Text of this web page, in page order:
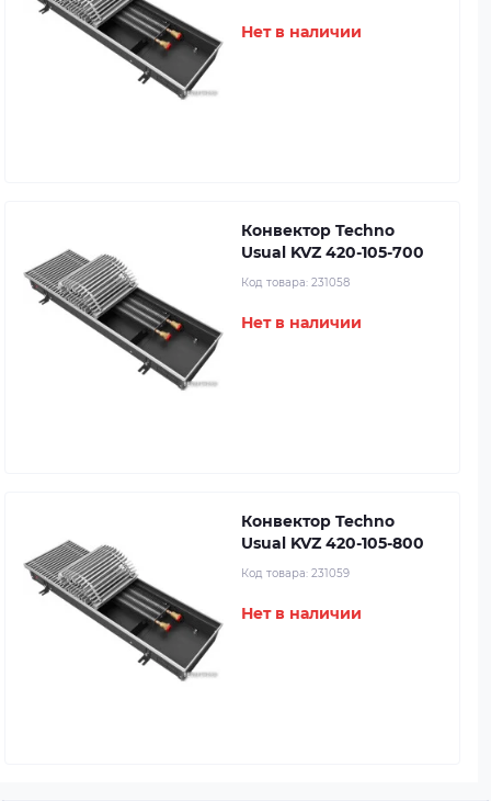
Нет в наличии
Конвектор Techno
Usual KVZ 420-105-700
Код товара: 231058
Нет в наличии
Конвектор Techno
Usual KVZ 420-105-800
Код товара: 231059
Нет в наличии